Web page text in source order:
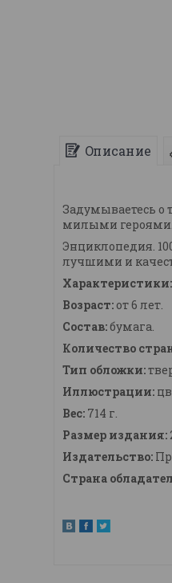
Описание
Задумываетесь о
милыми героями.
Энциклопедия.
лучшими и
Характеристики:
Возраст: от 6 лет.
Состав:бумага.
Количество
Тип обложки:
Иллюстрации:
Вес: 714 г.
Размер издания:
Издательство:
Страна